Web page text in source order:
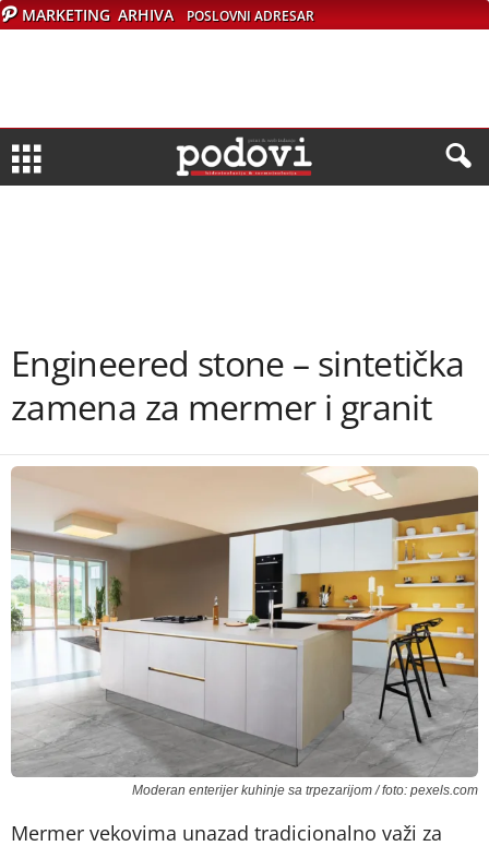
MARKETING ARHIVA POSLOVNI ADRESAR
Engineered stone – sintetička
zamena za mermer i granit
Moderan enterijer kuhinje sa trpezarijom / foto: pexels.com
Mermer vekovima unazad tradicionalno važi za